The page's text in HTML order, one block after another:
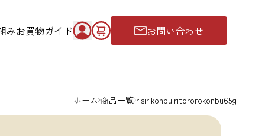
みお買物ガイド お問い合わせ
ホーム 商品一覧 risirikonbuiritororokonbu65g